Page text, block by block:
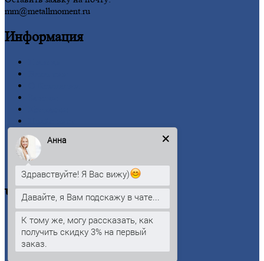
mm@metallmoment.ru
Информация
Новости
Личныйкабинет
Оформление
Оплата
Черныйметаллопрокат
Арматура
Двутавроваябалка (двутавр)
Квадрат
Анна
Здравствуйте! Я Вас вижу)
Давайте, я Вам подскажу в чате...
К тому же, могу рассказать, как
получить скидку 3% на первый
заказ.